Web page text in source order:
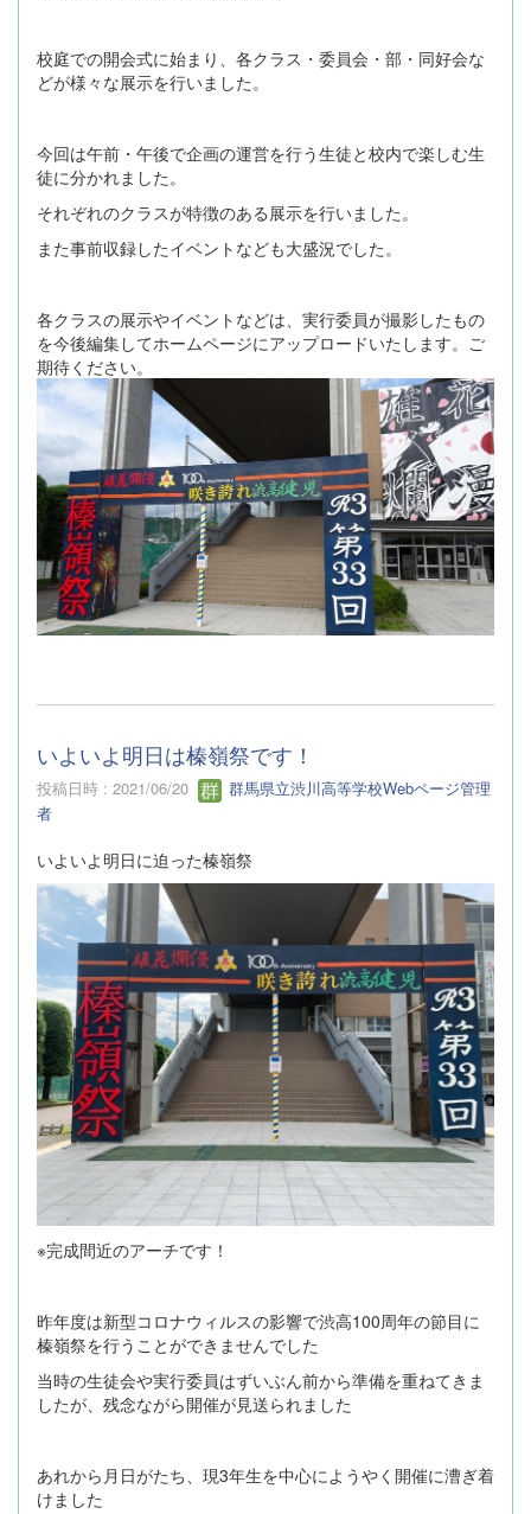
校庭での開会式に始まり、各クラス・委員会・部・同好会な
どが様々な展示を行いました。
今回は午前・午後で企画の運営を行う生徒と校内で楽しむ生
徒に分かれました。
それぞれのクラスが特徴のある展示を行いました。
また事前収録したイベントなども大盛況でした。
各クラスの展示やイベントなどは、実行委員が撮影したもの
を今後編集してホームページにアップロードいたします。ご
期待ください。
いよいよ明日は榛嶺祭です！
投稿日時 : 2021/06/20
群馬県立渋川高等学校Webページ管理
者
いよいよ明日に迫った榛嶺祭
※完成間近のアーチです！
昨年度は新型コロナウィルスの影響で渋高100周年の節目に
榛嶺祭を行うことができませんでした
当時の生徒会や実行委員はずいぶん前から準備を重ねてきま
したが、残念ながら開催が見送られました
あれから月日がたち、現3年生を中心にようやく開催に漕ぎ着
けました